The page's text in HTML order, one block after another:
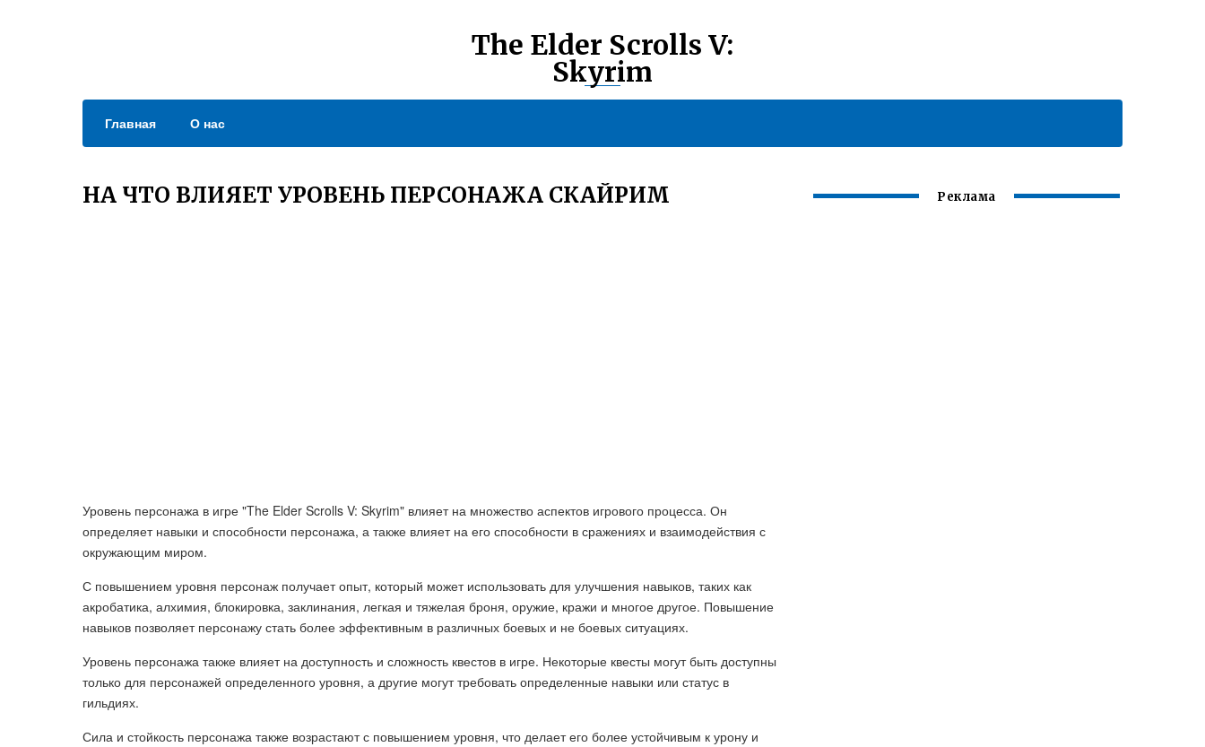
The Elder Scrolls V:
Skyrim
Главная О нас
НА ЧТО ВЛИЯЕТ УРОВЕНЬ ПЕРСОНАЖА СКАЙРИМ
Уровень персонажа в игре "The Elder Scrolls V: Skyrim" влияет на множество аспектов игрового процесса. Он
определяет навыки и способности персонажа, а также влияет на его способности в сражениях и взаимодействия с
окружающим миром.
С повышением уровня персонаж получает опыт, который может использовать для улучшения навыков, таких как
акробатика, алхимия, блокировка, заклинания, легкая и тяжелая броня, оружие, кражи и многое другое. Повышение
навыков позволяет персонажу стать более эффективным в различных боевых и не боевых ситуациях.
Уровень персонажа также влияет на доступность и сложность квестов в игре. Некоторые квесты могут быть доступны
только для персонажей определенного уровня, а другие могут требовать определенные навыки или статус в
гильдиях.
Сила и стойкость персонажа также возрастают с повышением уровня, что делает его более устойчивым к урону и
Реклама